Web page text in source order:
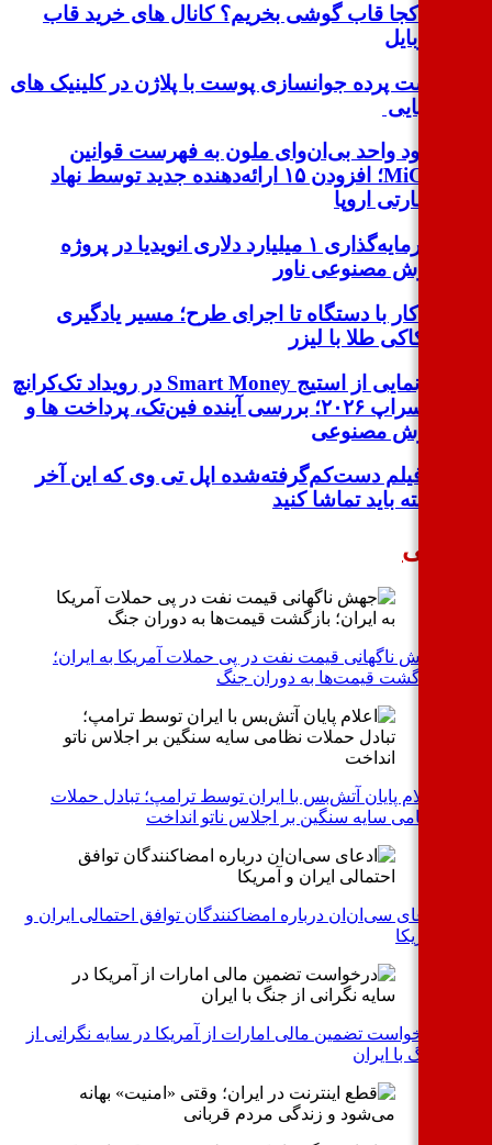
از کجا قاب گوشی بخریم؟ کانال های خرید قاب
موبایل
پشت پرده جوانسازی پوست با پلاژن در کلینیک های
زیبایی
ورود واحد بی‌ان‌وای ملون به فهرست قوانین
MiCA؛ افزودن ۱۵ ارائه‌دهنده جدید توسط نهاد
نظارتی اروپا
سرمایه‌گذاری ۱ میلیارد دلاری انویدیا در پروژه
هوش مصنوعی ناور
از کار با دستگاه تا اجرای طرح؛ مسیر یادگیری
حکاکی طلا با لیزر
رونمایی از استیج Smart Money در رویداد تک‌کرانچ
دیسراپ ۲۰۲۶؛ بررسی آینده فین‌تک، پرداخت‌ ها و
هوش مصنوعی
۳ فیلم دست‌کم‌گرفته‌شده اپل تی وی که این آخر
هفته باید تماشا کنید
جهش ناگهانی قیمت نفت در پی حملات آمریکا به ایران؛
بازگشت قیمت‌ها به دوران جنگ
اعلام پایان آتش‌بس با ایران توسط ترامپ؛ تبادل حملات
نظامی سایه سنگین بر اجلاس ناتو انداخت
ادعای سی‌ان‌ان درباره امضاکنندگان توافق احتمالی ایران و
درخواست تضمین مالی امارات از آمریکا در سایه نگرانی از
جنگ با ایران